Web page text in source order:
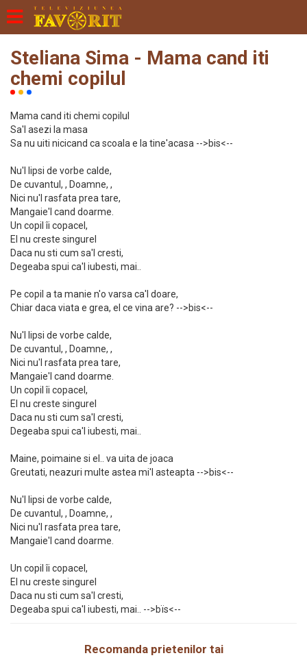
Steliana Sima - Mama cand iti
chemi copilul
Mama cand iti chemi copilul
Sa'l asezi la masa
Sa nu uiti nicicand ca scoala e la tine'acasa -->bis<--
Nu'l lipsi de vorbe calde,
De cuvantul, , Doamne, ,
Nici nu'l rasfata prea tare,
Mangaie'l cand doarme.
Un copil îi copacel,
El nu creste singurel
Daca nu sti cum sa'l cresti,
Degeaba spui ca'l iubesti, mai..
Pe copil a ta manie n'o varsa ca'l doare,
Chiar daca viata e grea, el ce vina are? -->bis<--
Nu'l lipsi de vorbe calde,
De cuvantul, , Doamne, ,
Nici nu'l rasfata prea tare,
Mangaie'l cand doarme.
Un copil îi copacel,
El nu creste singurel
Daca nu sti cum sa'l cresti,
Degeaba spui ca'l iubesti, mai..
Maine, poimaine si el.. va uita de joaca
Greutati, neazuri multe astea mi'l asteapta -->bis<--
Nu'l lipsi de vorbe calde,
De cuvantul, , Doamne, ,
Nici nu'l rasfata prea tare,
Mangaie'l cand doarme.
Un copil îi copacel,
El nu creste singurel
Daca nu sti cum sa'l cresti,
Degeaba spui ca'l iubesti, mai.. -->bïs<--
Recomanda prietenilor tai